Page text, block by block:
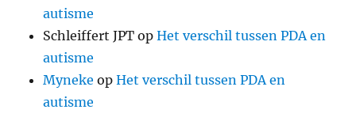
autisme
Schleiffert JPT opHet verschil tussen PDA en
autisme
Myneke opHet verschil tussen PDA en
autisme